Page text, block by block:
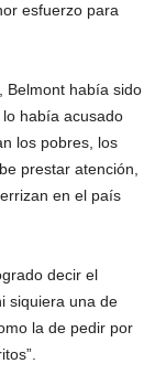
esfuerzo para
Belmont había sido
lo había acusado
los pobres, los
prestar atención,
en el país
decir el
siquiera una de
la de pedir por